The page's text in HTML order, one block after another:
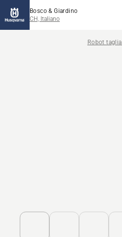
Bosco & Giardino
CH, Italiano
Robot